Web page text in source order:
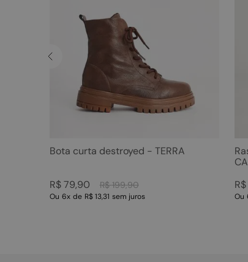
Bota curta destroyed - TERRA
R$ 199,90
R$ 79,90
Ou 6x de R$ 13,31 sem juros
R$
Ou